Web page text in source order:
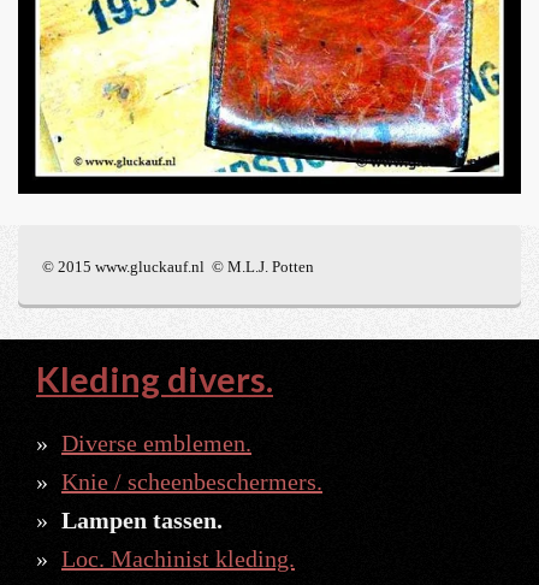
© 2015 www.gluckauf.nl © M.L.J. Potten
Kleding divers.
Diverse emblemen.
Knie / scheenbeschermers.
Lampen tassen.
Loc. Machinist kleding.